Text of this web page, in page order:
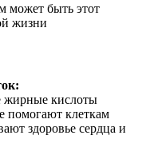
может быть этот
жизни
кислоты
помогают клеткам
здоровье сердца и